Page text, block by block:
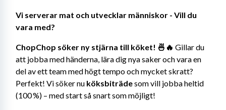
Vi serverar mat och utvecklar människor - Vill du
vara med?
ChopChop söker ny stjärna till köket! 🍜🔥 Gillar du
att jobba med händerna, lära dig nya saker och vara en
del av ett team med högt tempo och mycket skratt?
Perfekt! Vi söker nu köksbiträde som vill jobba heltid
(100 %) – med start så snart som möjligt!